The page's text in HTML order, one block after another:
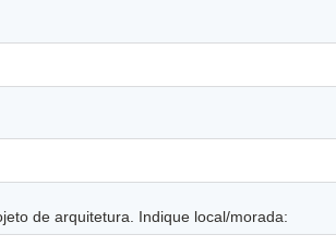
de arquitetura. Indique local/morada: